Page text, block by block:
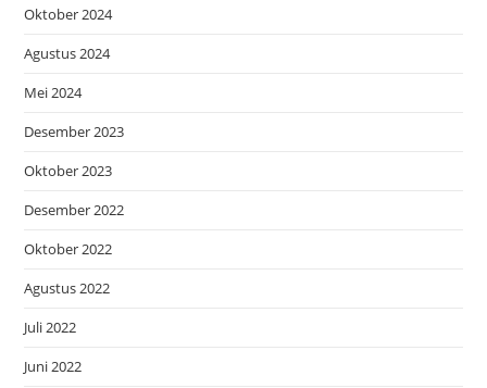
Oktober 2024
Agustus 2024
Mei 2024
Desember 2023
Oktober 2023
Desember 2022
Oktober 2022
Agustus 2022
Juli 2022
Juni 2022